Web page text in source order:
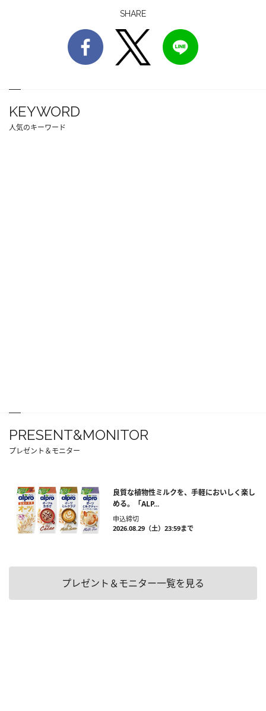
SHARE
KEYWORD
人気のキーワード
PRESENT&MONITOR
プレゼント＆モニター
良質な植物性ミルクを、手軽においしく楽し
める。「ALP...
申込締切
2026.08.29（土）23:59まで
プレゼント＆モニター一覧を見る